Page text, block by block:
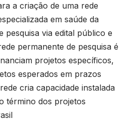
a criação de uma rede
em saúde da
pesquisa via edital público e
permanente de pesquisa é
projetos específicos,
esperados em prazos
cria capacidade instalada
término dos projetos